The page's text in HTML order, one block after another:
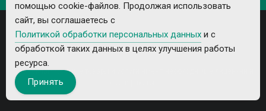
Все рекламируемые товары и услуги имеют необходимые лицензии и
помощью cookie-файлов. Продолжая использовать
сайт, вы соглашаетесь с
Политикой обработки персональных данных и с
обработкой таких данных в целях улучшения работы
ресурса.
Принять